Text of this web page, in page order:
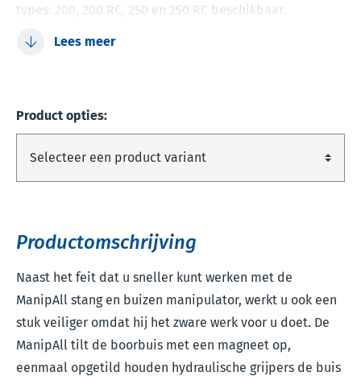
types: 200, 200 RC, 250 en 250 RC beschikbaar.
Verhoogt de productiviteit
Kan door slecht één persoon bediend worden
Lees meer
Product opties:
Productomschrijving
Naast het feit dat u sneller kunt werken met de
ManipAll stang en buizen manipulator, werkt u ook een
stuk veiliger omdat hij het zware werk voor u doet. De
ManipAll tilt de boorbuis met een magneet op,
eenmaal opgetild houden hydraulische grijpers de buis